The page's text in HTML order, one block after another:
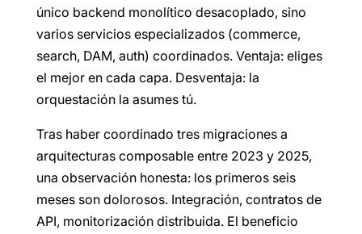
único backend monolítico desacoplado, sino
varios servicios especializados (commerce,
search, DAM, auth) coordinados. Ventaja: eliges
el mejor en cada capa. Desventaja: la
orquestación la asumes tú.
Tras haber coordinado tres migraciones a
arquitecturas composable entre 2023 y 2025,
una observación honesta: los primeros seis
meses son dolorosos. Integración, contratos de
API, monitorización distribuida. El beneficio